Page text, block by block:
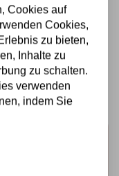
und neuen
Cookies auf
Cookies,
zu bieten,
Inhalte zu
zu schalten.
verwenden
indem Sie